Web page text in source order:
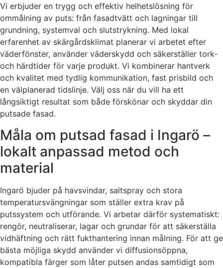
Vi erbjuder en trygg och effektiv helhetslösning för
ommålning av puts: från fasadtvätt och lagningar till
grundning, systemval och slutstrykning. Med lokal
erfarenhet av skärgårdsklimat planerar vi arbetet efter
väderfönster, använder väderskydd och säkerställer tork-
och härdtider för varje produkt. Vi kombinerar hantverk
och kvalitet med tydlig kommunikation, fast prisbild och
en välplanerad tidslinje. Välj oss när du vill ha ett
långsiktigt resultat som både förskönar och skyddar din
putsade fasad.
Måla om putsad fasad i Ingarö –
lokalt anpassad metod och
material
Ingarö bjuder på havsvindar, saltspray och stora
temperatursvängningar som ställer extra krav på
putssystem och utförande. Vi arbetar därför systematiskt:
rengör, neutraliserar, lagar och grundar för att säkerställa
vidhäftning och rätt fukthantering innan målning. För att ge
bästa möjliga skydd använder vi diffusionsöppna,
kompatibla färger som låter putsen andas samtidigt som